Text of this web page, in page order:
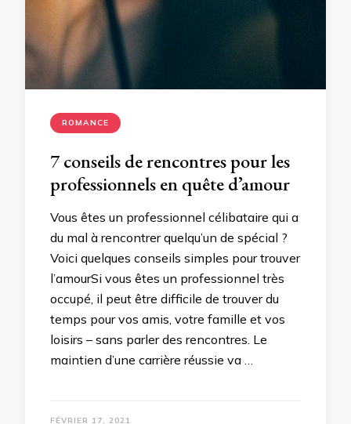
ROMANCE
7 conseils de rencontres pour les
professionnels en quête d’amour
Vous êtes un professionnel célibataire qui a
du mal à rencontrer quelqu’un de spécial ?
Voici quelques conseils simples pour trouver
l’amourSi vous êtes un professionnel très
occupé, il peut être difficile de trouver du
temps pour vos amis, votre famille et vos
loisirs – sans parler des rencontres. Le
maintien d’une carrière réussie va …
FÉVRIER 17, 2021